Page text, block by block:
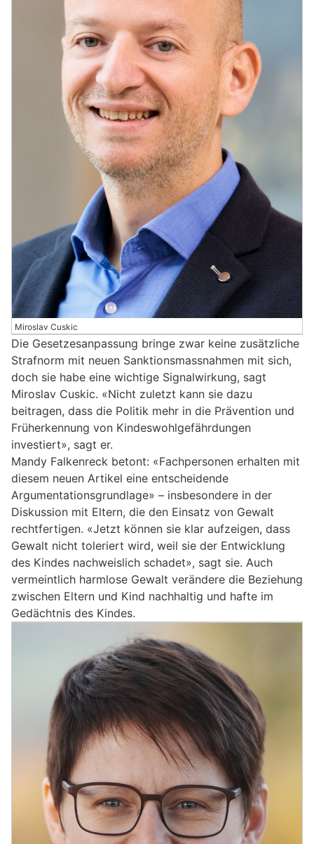
Miroslav Cuskic
Die Gesetzesanpassung bringe zwar keine zusätzliche
Strafnorm mit neuen Sanktionsmassnahmen mit sich,
doch sie habe eine wichtige Signalwirkung, sagt
Miroslav Cuskic. «Nicht zuletzt kann sie dazu
beitragen, dass die Politik mehr in die Prävention und
Früherkennung von Kindeswohlgefährdungen
investiert», sagt er.
Mandy Falkenreck betont: «Fachpersonen erhalten mit
diesem neuen Artikel eine entscheidende
Argumentationsgrundlage» – insbesondere in der
Diskussion mit Eltern, die den Einsatz von Gewalt
rechtfertigen. «Jetzt können sie klar aufzeigen, dass
Gewalt nicht toleriert wird, weil sie der Entwicklung
des Kindes nachweislich schadet», sagt sie. Auch
vermeintlich harmlose Gewalt verändere die Beziehung
zwischen Eltern und Kind nachhaltig und hafte im
Gedächtnis des Kindes.